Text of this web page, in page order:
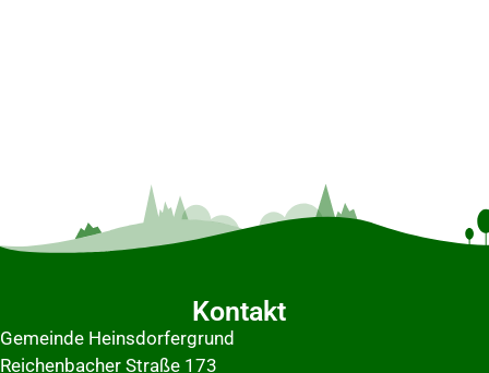
Kontakt
Gemeinde Heinsdorfergrund
Reichenbacher Straße 173